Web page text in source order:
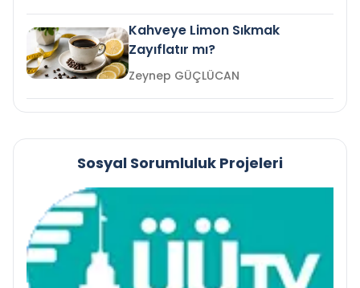
Kahveye Limon Sıkmak
Zayıflatır mı?
Zeynep GÜÇLÜCAN
Sosyal Sorumluluk Projeleri